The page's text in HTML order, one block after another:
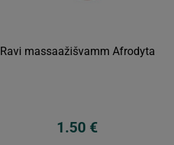
Ravi massaažišvamm Afrodyta
1.50 €